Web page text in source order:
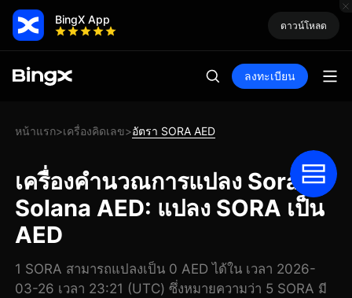
BingX App ดาวน์โหลด
ลงทะเบียน
หน้าแรก>เครื่องคิดเลข>อัตรา SORA AED
เครื่องคำนวณการแปลง Sora
Solana AED: แปลง SORA เป็น
AED
1 SORA สามารถแปลงเป็น 0 AED ได้ใน เวลา 2026-
03-26 เวลา 23:21 (UTC) ซึ่งหมายความว่า 5 SORA มี